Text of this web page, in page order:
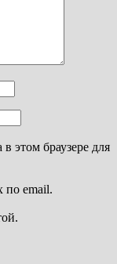
этом браузере для
по email.